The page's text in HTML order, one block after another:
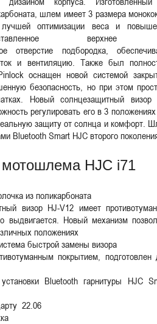
шлем имеет 3 размера
оптимизации веса и
отверстие подбородка,
и вентиляцию. Также был
оснащен новой системой
безопасность, но при этом
Новый солнцезащитный визор
регулировать его в 3
защиту от солнца и комфорт.
Bluetooth Smart HJC второго
мотошлема HJC i71
из поликарбоната
визор HJ-V12 имеет
выдвигается. Новый механизм
положениях
быстрой замены визора
покрытием, подготовлен
Bluetooth гарнитуры HJC
22.06